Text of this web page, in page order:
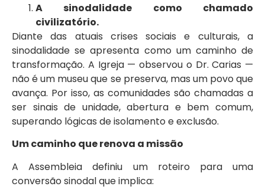
A sinodalidade como chamado
civilizatório.
Diante das atuais crises sociais e culturais, a
sinodalidade se apresenta como um caminho de
transformação. A Igreja — observou o Dr. Carias —
não é um museu que se preserva, mas um povo que
avança. Por isso, as comunidades são chamadas a
ser sinais de unidade, abertura e bem comum,
superando lógicas de isolamento e exclusão.
Um caminho que renova a missão
A Assembleia definiu um roteiro para uma
conversão sinodal que implica: